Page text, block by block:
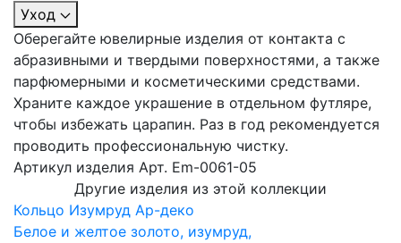
Уход
Оберегайте ювелирные изделия от контакта с
абразивными и твердыми поверхностями, а также
парфюмерными и косметическими средствами.
Храните каждое украшение в отдельном футляре,
чтобы избежать царапин. Раз в год рекомендуется
проводить профессиональную чистку.
Артикул изделия Арт. Em-0061-05
Другие изделия из этой коллекции
Кольцо Изумруд Ар-деко
Белое и желтое золото, изумруд,